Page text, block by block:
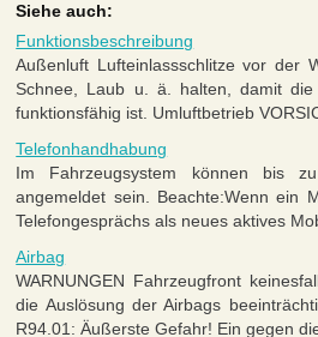
Siehe auch:
Funktionsbeschreibung
Außenluft Lufteinlassschlitze vor der
Schnee, Laub u. ä. halten, damit
funktionsfähig ist. Umluftbetrieb
Telefonhandhabung
Im Fahrzeugsystem können bis
angemeldet sein. Beachte:Wenn ein
Telefongesprächs als neues aktives
Airbag
WARNUNGEN Fahrzeugfront
die Auslösung der Airbags
R94.01: Äußerste Gefahr! Ein gegen